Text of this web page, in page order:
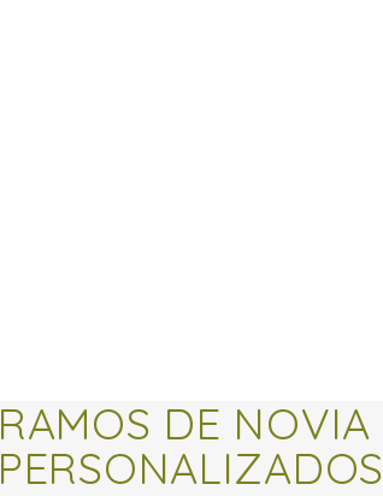
RAMOS DE NOVIA
PERSONALIZADOS